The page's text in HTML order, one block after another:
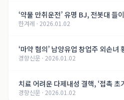
‘약물 만취운전’ 유명 BJ, 전봇대 들
한겨레 · 2026.01.02
‘마약 혐의’ 남양유업 창업주 외손녀
경향신문 · 2026.01.02
치료 어려운 다제내성 결핵, ‘접촉
제
경향신문 · 2026.01.02